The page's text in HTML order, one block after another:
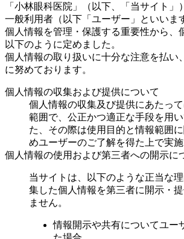
「小林眼科医院」（以下、「当サイト」
一般利用者（以下「ユーザー」といいま
個人情報を管理・保護する重要性から、
以下のように定めました。
個人情報の取り扱いに十分な注意を払い
に努めております。
個人情報の収集および提供について
個人情報の収集及び提供にあたっ
範囲で、公正かつ適正な手段を用
た、その際は使用目的と情報範囲
めユーザーのご了解を得た上で実施
個人情報の使用および第三者への開示に
当サイトは、以下のような正当な
集した個人情報を第三者に開示・
ません。
情報開示や共有についてユー